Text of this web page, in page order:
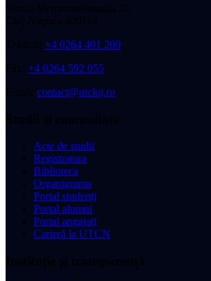
+4 0264 401 200
+4 0264 592 055
contact@utcluj.ro
Acte de studii
Registratura
Biblioteca
Organigrama
Portal studenți
Portal alumni
Portal angajați
Carieră la UTCN